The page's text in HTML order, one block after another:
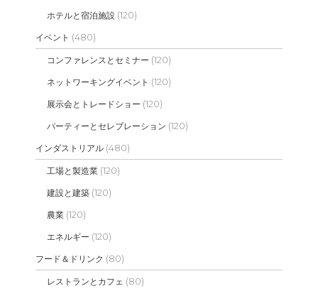
ホテルと宿泊施設 (120)
イベント (480)
コンファレンスとセミナー (120)
ネットワーキングイベント (120)
展示会とトレードショー (120)
パーティーとセレブレーション (120)
インダストリアル (480)
工場と製造業 (120)
建設と建築 (120)
農業 (120)
エネルギー (120)
フード＆ドリンク (80)
レストランとカフェ (80)